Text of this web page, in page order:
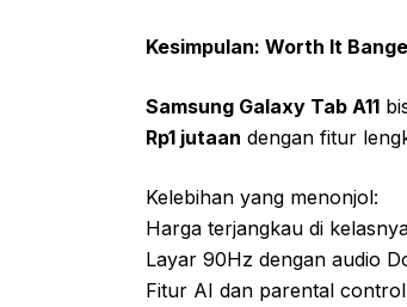
Kesimpulan: Worth It
Samsung Galaxy Tab A11
Rp1 jutaan dengan fitur
Kelebihan yang menonjol:
Harga terjangkau di
Layar 90Hz dengan audio
Fitur AI dan parental control